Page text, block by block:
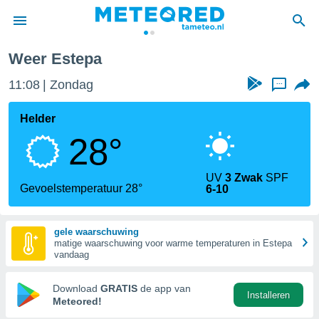
door
verstrekte
hoge
hebt de
voor
op basis
Weer Estepa
11:08 Zondag ...
Helder
28°
Gevoelstemperatuur 28°
UV3 Zwak SPF
6-10
gele waarschuwing
matige waarschuwing voor warme temperaturen in Estepa
vandaag
Download GRATIS de app van
Meteored!
Installeren